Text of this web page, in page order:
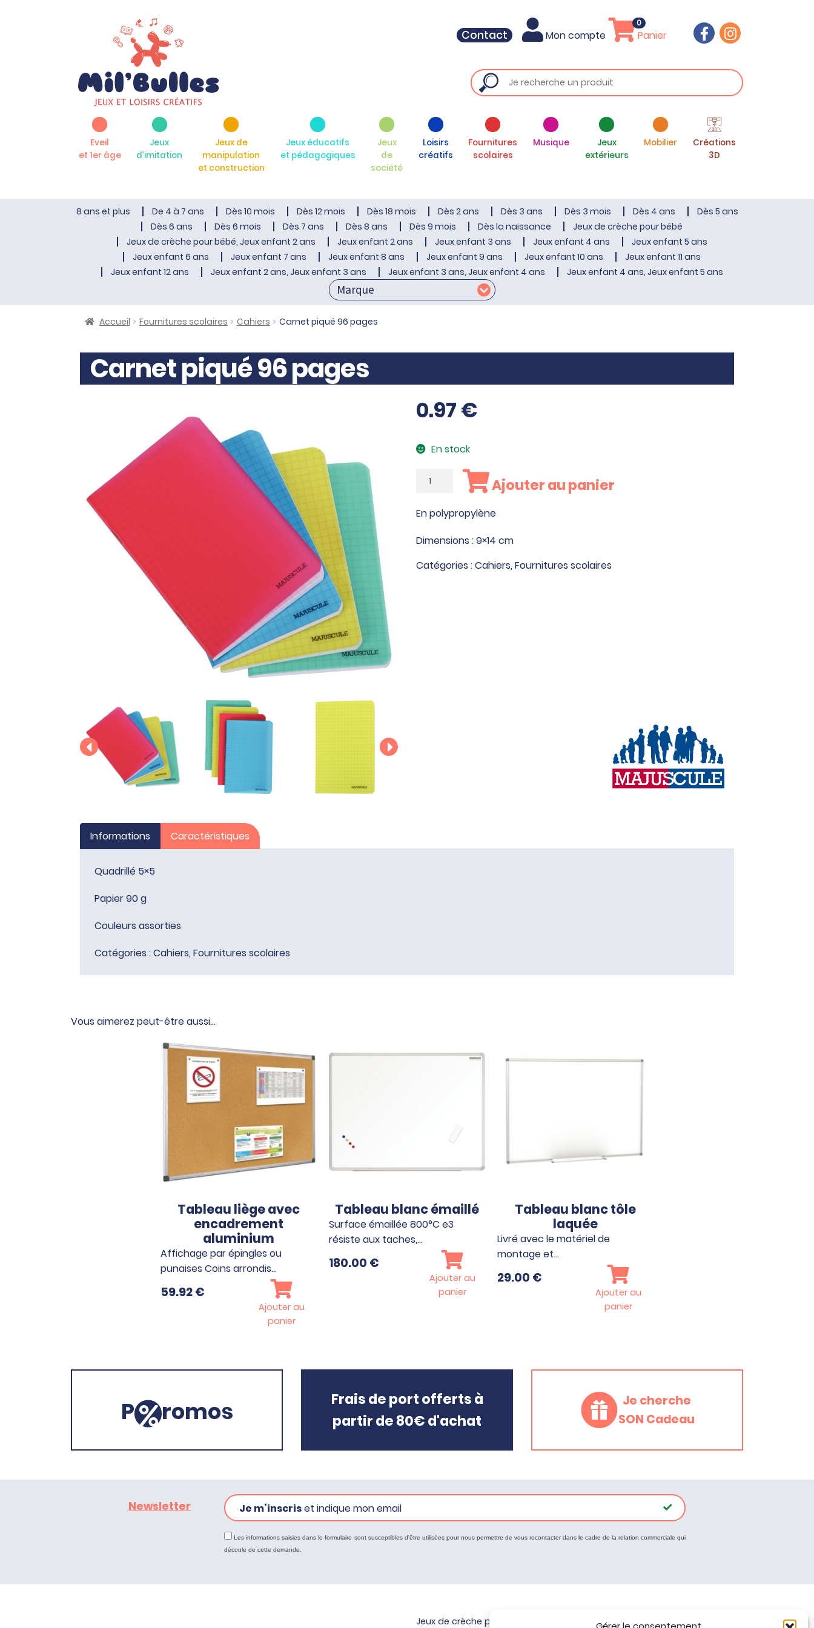
Contact Mon compte Panier
0
Eveil
et 1er âge
Jeux
d’imitation
Jeux de
manipulation
et construction
Jeux éducatifs
et pédagogiques
Jeux
de
société
Loisirs
créatifs
Fournitures
scolaires
Musique
Jeux
extérieurs
Mobilier
Créations
3D
8 ans et plus De 4 à 7 ans Dès 10 mois Dès 12 mois Dès 18 mois Dès 2 ans Dès 3 ans Dès 3 mois Dès 4 ans
Dès 5 ans
Dès 6 ans
Dès 6 mois Dès 7 ans Dès 8 ans Dès 9 mois Dès la naissance
Jeux de crèche pour bébé
Jeux de crèche pour bébé, Jeux enfant 2 ans
Jeux enfant 2 ans Jeux enfant 3 ans Jeux enfant 4 ans
Jeux enfant 5 ans
Jeux enfant 6 ans
Jeux enfant 7 ans Jeux enfant 8 ans Jeux enfant 9 ans Jeux enfant 10 ans
Jeux enfant 11 ans
Jeux enfant 12 ans
Jeux enfant 2 ans, Jeux enfant 3 ans Jeux enfant 3 ans, Jeux enfant 4 ans Jeux enfant 4 ans, Jeux enfant 5 ans
Accueil Fournitures scolaires Cahiers Carnet piqué 96 pages
Carnet piqué 96 pages
0.97€
En stock
quantité
Carnet
piqué
96
Ajouter au panier
En polypropylène
Dimensions : 9×14 cm
Catégories :Cahiers, Fournitures scolaires
Informations Caractéristiques
Quadrillé 5×5
Papier 90 g
Couleurs assorties
Catégories :Cahiers, Fournitures scolaires
Vous aimerez peut-être aussi…
Tableau liège avec
encadrement
aluminium
Affichage par épingles ou
punaises Coins arrondis…
59.92€
Ajouter au
panier
Tableau blanc émaillé
Surface émaillée 800°C e3
résiste aux taches,…
180.00 €
Ajouter au
panier
Tableau blanc tôle
laquée
Livré avec le matériel de
montage et…
29.00 €
Ajouter au
panier
P romos
Frais de port offerts à
partir de 80€ d'achat
Je cherche
SON Cadeau
Newsletter Je m’inscriset indique mon email
Les informations saisies dans le formulaire sont susceptibles d'être utilisées pour nous permettre de vous recontacter dans le cadre de la relation commerciale qui
découle de cette demande.
Jeux de crèche pour bébé Tous nos produits